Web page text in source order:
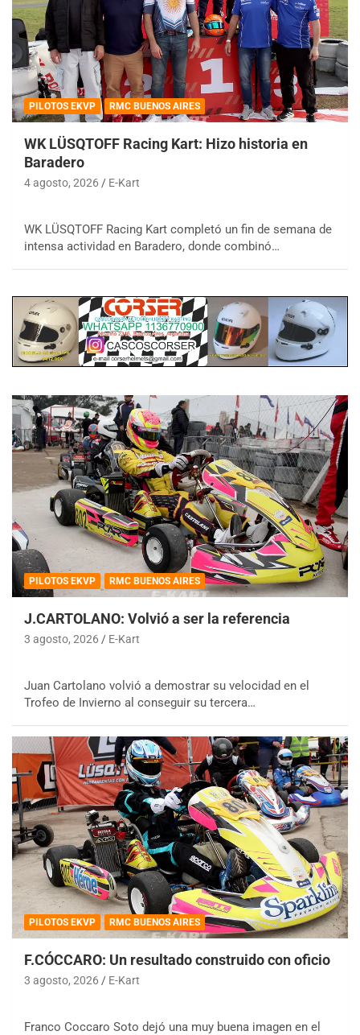
PILOTOS EKVP RMC BUENOS AIRES
WK LÜSQTOFF Racing Kart: Hizo historia en
Baradero
4 agosto, 2026 E-Kart
WK LÜSQTOFF Racing Kart completó un fin de semana de
intensa actividad en Baradero, donde combinó…
PILOTOS EKVP RMC BUENOS AIRES
J.CARTOLANO: Volvió a ser la referencia
3 agosto, 2026 E-Kart
Juan Cartolano volvió a demostrar su velocidad en el
Trofeo de Invierno al conseguir su tercera…
PILOTOS EKVP RMC BUENOS AIRES
F.CÓCCARO: Un resultado construido con oficio
3 agosto, 2026 E-Kart
Franco Coccaro Soto dejó una muy buena imagen en el